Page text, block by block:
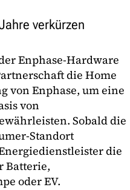
verkürzen
Enphase-Hardware
die Home
von Enphase, um eine
von
Sobald die
Standort
die
Batterie,
oder EV.